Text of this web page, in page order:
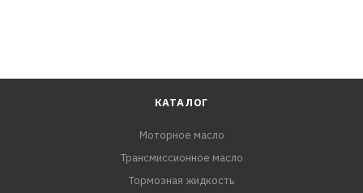
КАТАЛОГ
Моторное масло
Трансмиссионное масло
Тормозная жидкость